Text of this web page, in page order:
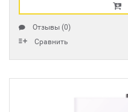
Отзывы (0)
Сравнить